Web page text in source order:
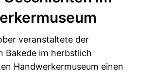
veranstaltete der
Bakede im herbstlich
Handwerkermuseum einen